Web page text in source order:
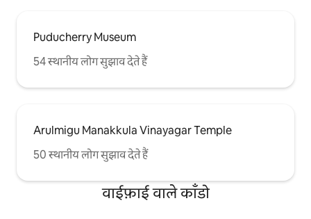
Puducherry Museum
54 स्थानीय लोग सुझाव देते हैं
Arulmigu Manakkula Vinayagar Temple
50 स्थानीय लोग सुझाव देते हैं
वाईफ़ाई वाले काँडो